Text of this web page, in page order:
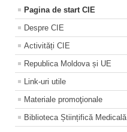
Pagina de start CIE
Despre CIE
Activități CIE
Republica Moldova și UE
Link-uri utile
Materiale promoţionale
Biblioteca Științifică Medicală